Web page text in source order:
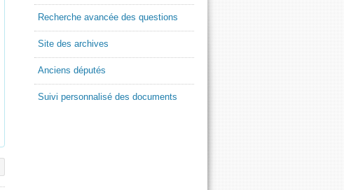
Recherche avancée des questions
Site des archives
Anciens députés
Suivi personnalisé des documents